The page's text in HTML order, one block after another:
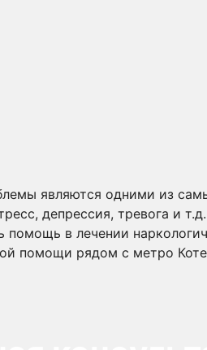
являются одними из
депрессия, тревога и
помощь в лечении
помощи рядом с метро